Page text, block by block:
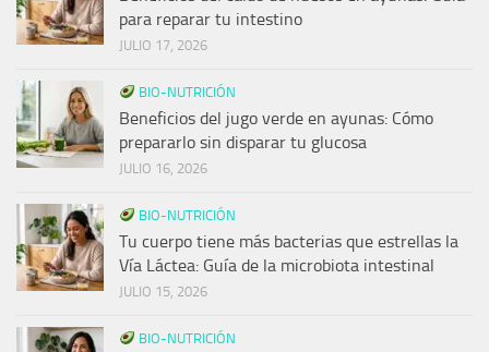
para reparar tu intestino
JULIO 17, 2026
BIO-NUTRICIÓN
Beneficios del jugo verde en ayunas: Cómo
prepararlo sin disparar tu glucosa
JULIO 16, 2026
BIO-NUTRICIÓN
Tu cuerpo tiene más bacterias que estrellas la
Vía Láctea: Guía de la microbiota intestinal
JULIO 15, 2026
BIO-NUTRICIÓN